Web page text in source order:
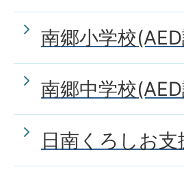
南郷小学校(AED
南郷中学校(AED
日南くろしお